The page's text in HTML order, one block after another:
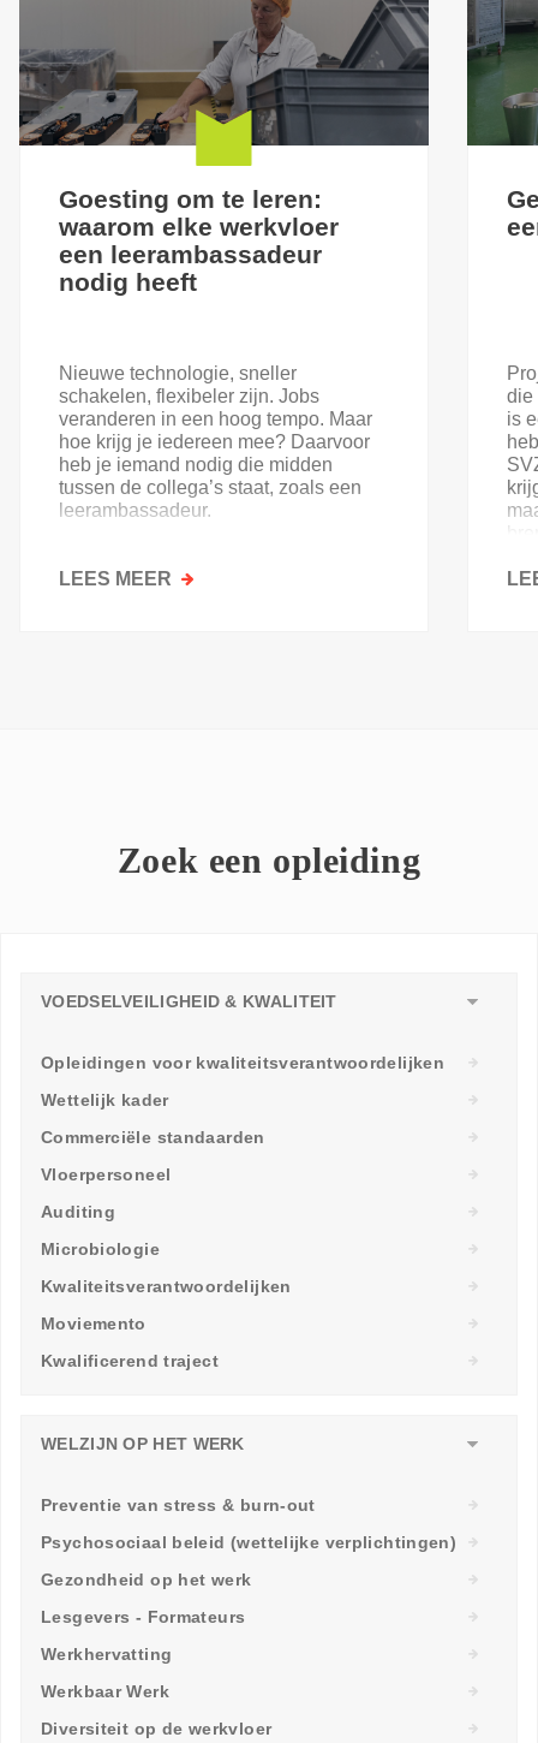
Goesting om te leren:
waarom elke werkvloer
een leerambassadeur
nodig heeft
Nieuwe technologie, sneller
schakelen, flexibeler zijn. Jobs
veranderen in een hoog tempo. Maar
hoe krijg je iedereen mee? Daarvoor
heb je iemand nodig die midden
tussen de collega’s staat, zoals een
leerambassadeur.
LEES MEER OVER
NODIG
die
is
Zoek een opleiding
VOEDSELVEILIGHEID & KWALITEIT
Opleidingen voor kwaliteitsverantwoordelijken
Wettelijk kader
Commerciële standaarden
Vloerpersoneel
Auditing
Microbiologie
Kwaliteitsverantwoordelijken
Moviemento
Kwalificerend traject
WELZIJN OP HET WERK
Preventie van stress & burn-out
Psychosociaal beleid (wettelijke verplichtingen)
Gezondheid op het werk
Lesgevers - Formateurs
Werkhervatting
Werkbaar Werk
Diversiteit op de werkvloer